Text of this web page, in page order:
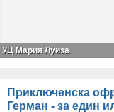
УЦ Мария Луиза
Приключенска
Герман - за един